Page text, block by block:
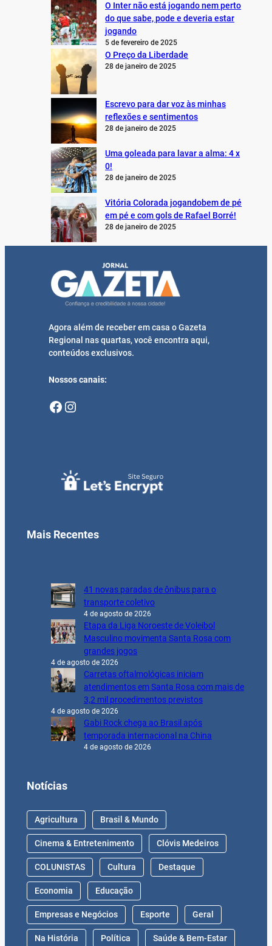
O Inter não está jogando nem perto
do que sabe, pode e deveria estar
jogando
5 de fevereiro de 2025
O Preço da Liberdade
28 de janeiro de 2025
Escrevo para dar voz às minhas
reflexões e sentimentos
28 de janeiro de 2025
Uma goleada para lavar a alma: 4 x
0!
28 de janeiro de 2025
Vitória Colorada jogandobem de pé
em pé e com gols de Rafael Borré!
28 de janeiro de 2025
Agora além de receber em casa o Gazeta
Regional nas quartas, você encontra aqui,
conteúdos exclusivos.
Nossos canais:
Facebook Instagram
Mais Recentes
41 novas paradas de ônibus para o
transporte coletivo
4 de agosto de 2026
Etapa da Liga Noroeste de Voleibol
Masculino movimenta Santa Rosa com
grandes jogos
4 de agosto de 2026
Carretas oftalmológicas iniciam
atendimentos em Santa Rosa com mais de
3,2 mil procedimentos previstos
4 de agosto de 2026
Gabi Rock chega ao Brasil após
temporada internacional na China
4 de agosto de 2026
Notícias
Agricultura Brasil & Mundo
Cinema & Entretenimento Clóvis Medeiros
COLUNISTAS Cultura Destaque
Economia Educação
Empresas e Negócios Esporte Geral
Na História Política Saúde & Bem-Estar